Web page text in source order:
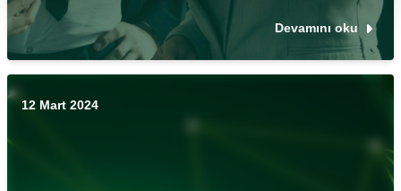
Devamını oku
12 Mart 2024